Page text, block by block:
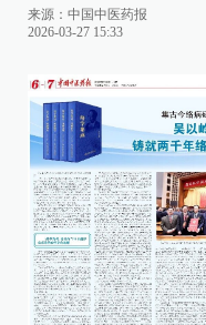
来源： 中国中医药报
2026-03-27 15:33